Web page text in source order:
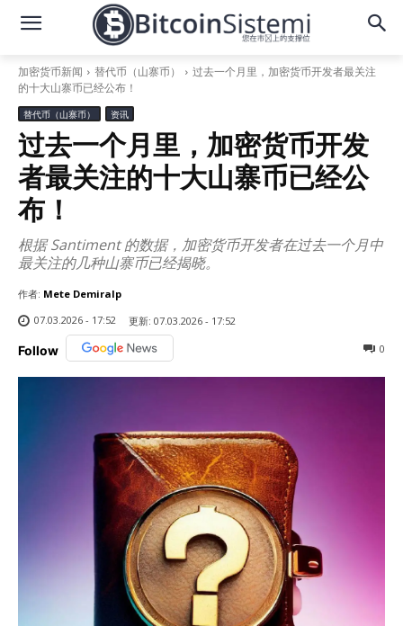
加密货币新闻 替代币（山寨币）
过去一个月里，加密货币开发者最关注
的十大山寨币已经公布！
替代币（山寨币） 资讯
过去一个月里，加密货币开发
者最关注的十大山寨币已经公
布！
根据 Santiment 的数据，加密货币开发者在过去一个月中
最关注的几种山寨币已经揭晓。
作者: Mete Demiralp
07.03.2026 - 17:52
更新: 07.03.2026 - 17:52
Follow 0